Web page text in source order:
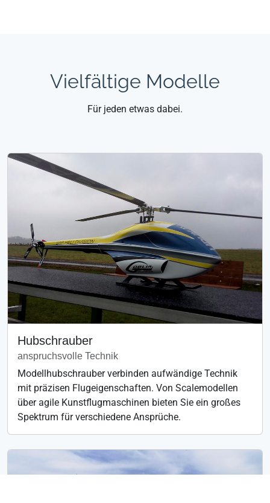
Vielfältige Modelle
Für jeden etwas dabei.
Hubschrauber
anspruchsvolle Technik
Modellhubschrauber verbinden aufwändige Technik
mit präzisen Flugeigenschaften. Von Scalemodellen
über agile Kunstflugmaschinen bieten Sie ein großes
Spektrum für verschiedene Ansprüche.